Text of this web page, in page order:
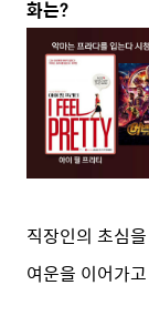
화는?
직장인의 초심
여운을 이어가